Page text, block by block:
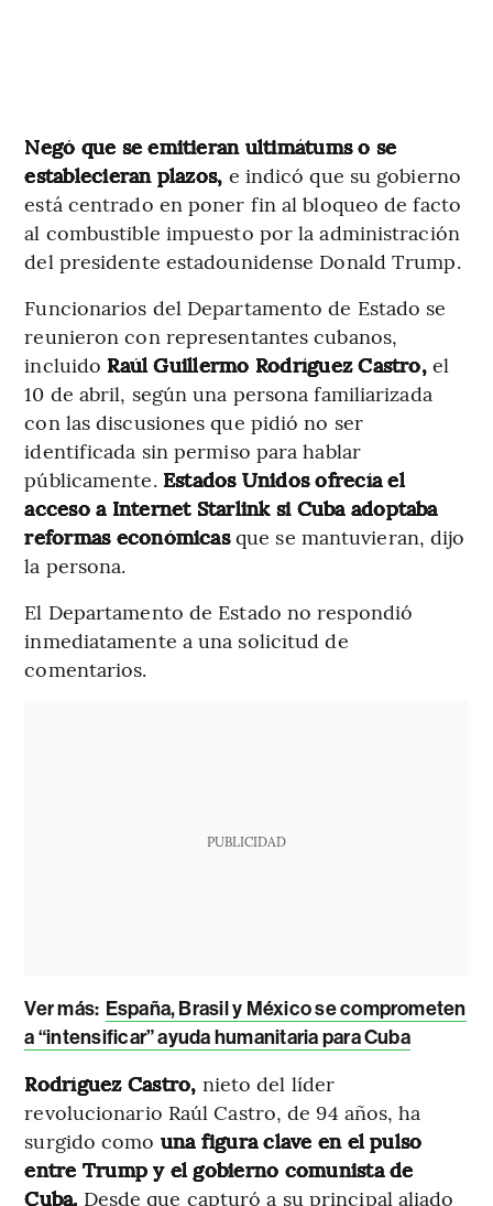
Negó que se emitieran ultimátums o se
establecieran plazos, e indicó que su gobierno
está centrado en poner fin al bloqueo de facto
al combustible impuesto por la administración
del presidente estadounidense Donald Trump.
Funcionarios del Departamento de Estado se
reunieron con representantes cubanos,
incluido Raúl Guillermo Rodríguez Castro,el
10 de abril, según una persona familiarizada
con las discusiones que pidió no ser
identificada sin permiso para hablar
públicamente. Estados Unidos ofrecía el
acceso a Internet Starlink si Cuba adoptaba
reformas económicasque se mantuvieran, dijo
la persona.
El Departamento de Estado no respondió
inmediatamente a una solicitud de
comentarios.
PUBLICIDAD
Ver más: España, Brasil y México se comprometen
a “intensificar” ayuda humanitaria para Cuba
Rodríguez Castro, nieto del líder
revolucionario Raúl Castro, de 94 años, ha
surgido como una figura clave en el pulso
entre Trump y el gobierno comunista de
Cuba. Desde que capturó a su principal aliado